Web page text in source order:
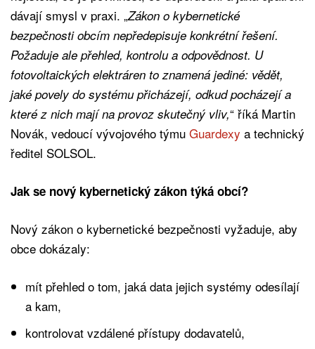
dávají smysl v praxi. „Zákon o kybernetické
bezpečnosti obcím nepředepisuje konkrétní řešení.
Požaduje ale přehled, kontrolu a odpovědnost. U
fotovoltaických elektráren to znamená jediné: vědět,
jaké povely do systému přicházejí, odkud pocházejí a
které z nich mají na provoz skutečný vliv,“ říká Martin
Novák, vedoucí vývojového týmu Guardexy a technický
ředitel SOLSOL.
Jak se nový kybernetický zákon týká obcí?
Nový zákon o kybernetické bezpečnosti vyžaduje, aby
obce dokázaly:
mít přehled o tom, jaká data jejich systémy odesílají
a kam,
kontrolovat vzdálené přístupy dodavatelů,